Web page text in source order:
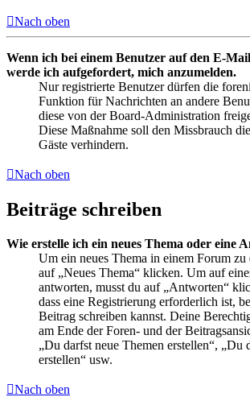
Nach oben
Wenn ich bei einem Benutzer auf den E-
werde ich aufgefordert, mich anzumelden.
Nur registrierte Benutzer dürfen die
Funktion für Nachrichten an andere
diese von der Board-Administration
Diese Maßnahme soll den Missbrauch
Gäste verhindern.
Nach oben
Beiträge schreiben
Wie erstelle ich ein neues Thema oder eine
Um ein neues Thema in einem Forum zu
auf „Neues Thema“ klicken. Um auf
antworten, musst du auf „Antworten“
dass eine Registrierung erforderlich ist,
Beitrag schreiben kannst. Deine
am Ende der Foren- und der
„Du darfst neue Themen erstellen“, „Du
erstellen“ usw.
Nach oben